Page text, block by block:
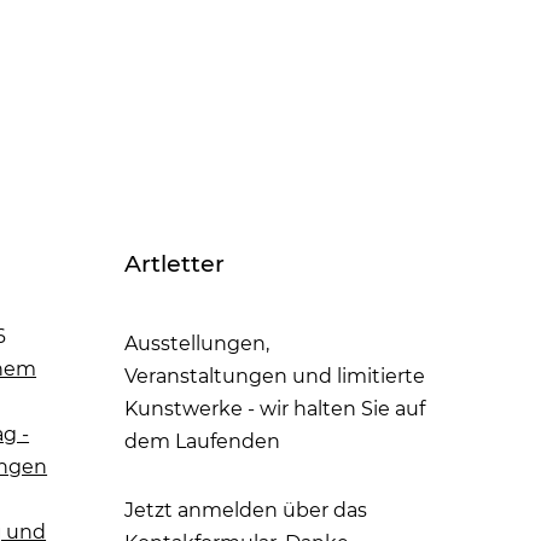
-
und
Artletter
Ausstellungen,
Veranstaltungen und limitierte
Kunstwerke - wir halten Sie auf
dem Laufenden
Jetzt anmelden über das